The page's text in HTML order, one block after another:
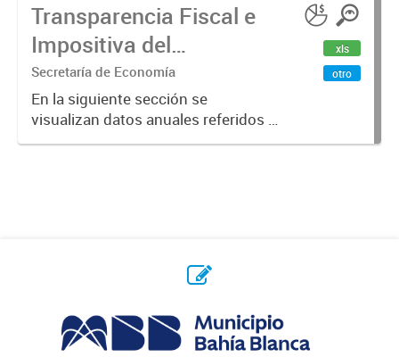
Transparencia Fiscal e
Impositiva del
Municipio. Año 2023
Secretaría de Economía
En la siguiente sección se
visualizan datos anuales referidos a
la transparencia fiscal e impositiva
xls
otro